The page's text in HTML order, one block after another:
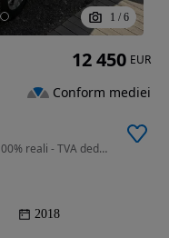
1 / 6
1997 cm3 • 150 CP • Unic proprietar - Km 100% reali - TVA deductibil
2018
12 450 EUR
Conform mediei